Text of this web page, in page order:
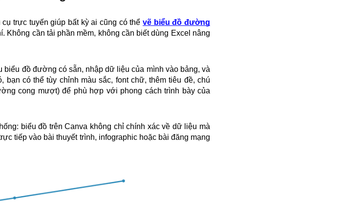
trực tuyến giúp bất kỳ ai cũng có thể vẽ biểu đồ đường
Không cần tải phần mềm, không cần biết dùng Excel nâng
đồ đường có sẵn, nhập dữ liệu của mình vào bảng, và
có thể tùy chỉnh màu sắc, font chữ, thêm tiêu đề, chú
cong mượt) để phù hợp với phong cách trình bày của
biểu đồ trên Canva không chỉ chính xác về dữ liệu mà
tiếp vào bài thuyết trình, infographic hoặc bài đăng mạng